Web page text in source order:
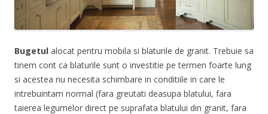
Bugetul alocat pentru mobila si blaturile de granit. Trebuie sa
tinem cont ca blaturile sunt o investitie pe termen foarte lung
si acestea nu necesita schimbare in conditiile in care le
intrebuintam normal (fara greutati deasupa blatului, fara
taierea legumelor direct pe suprafata blatului din granit, fara